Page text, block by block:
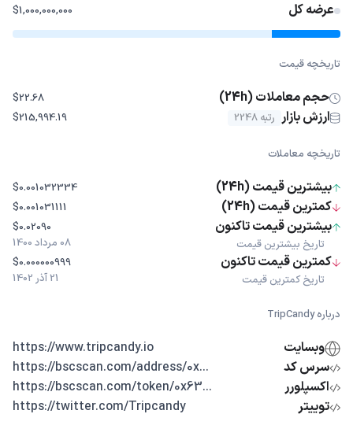
عرضه کل $1,000,000,000
تاریخچه قیمت
حجم معاملات (24h) $22.68
ارزش بازار رتبه 2248 $215,994.19
تاریخچه معاملات
بیشترین قیمت (24h) $0.001032334
کمترین قیمت (24h) $0.001031111
بیشترین قیمت تاکنون
تاریخ بیشترین قیمت
$0.02090
08 مرداد 1400
کمترین قیمت تاکنون
تاریخ کمترین قیمت
$0.000000999
21 آذر 1402
درباره TripCandy
وبسایت
https://www.tripcandy.io
سرس کد
...https://bscscan.com/address/0x
اکسپلورر
...https://bscscan.com/token/0x63
توییتر
https://twitter.com/Tripcandy